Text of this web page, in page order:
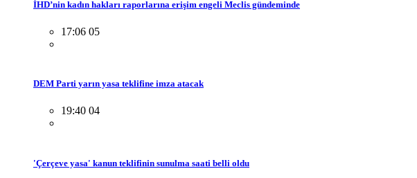
İHD’nin kadın hakları raporlarına erişim engeli Meclis gündeminde
17:06 05
DEM Parti yarın yasa teklifine imza atacak
19:40 04
'Çerçeve yasa' kanun teklifinin sunulma saati belli oldu